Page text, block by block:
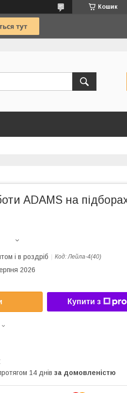
Кошик
ADAMS на
і в роздріб Код:Лейла-4(40)
2026
Купити з
14 днів за домовленістю